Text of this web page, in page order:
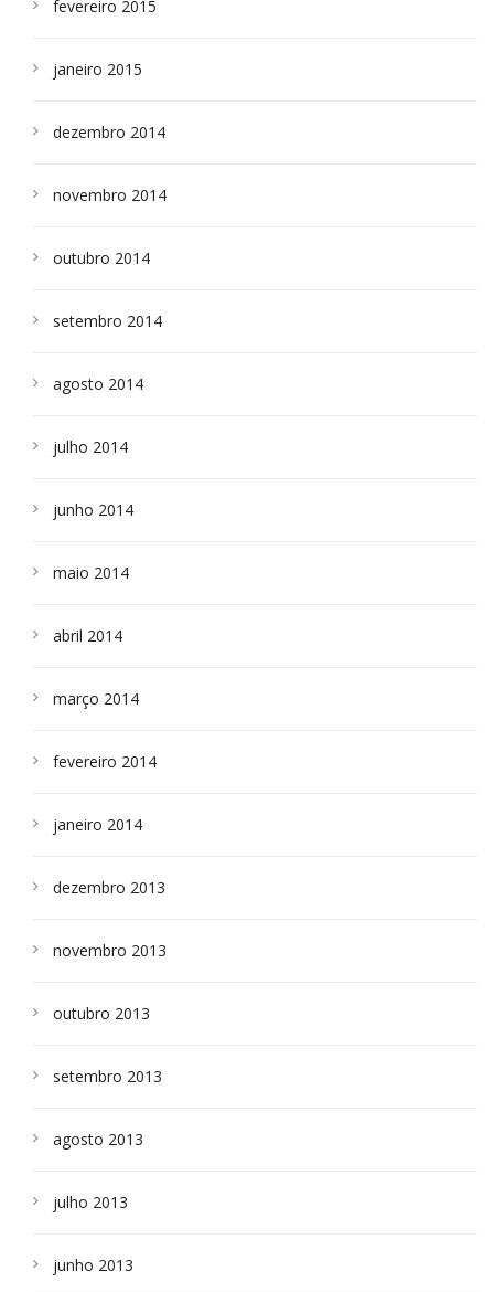
fevereiro 2015
janeiro 2015
dezembro 2014
novembro 2014
outubro 2014
setembro 2014
agosto 2014
julho 2014
junho 2014
maio 2014
abril 2014
março 2014
fevereiro 2014
janeiro 2014
dezembro 2013
novembro 2013
outubro 2013
setembro 2013
agosto 2013
julho 2013
junho 2013